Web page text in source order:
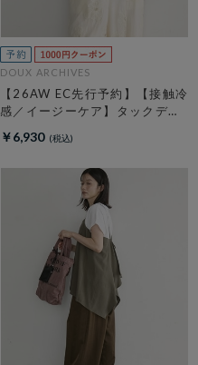
DOUX ARCHIVES
【26AW EC先行予約】【接触冷
感／イージーケア】タックデザ
￥6,930